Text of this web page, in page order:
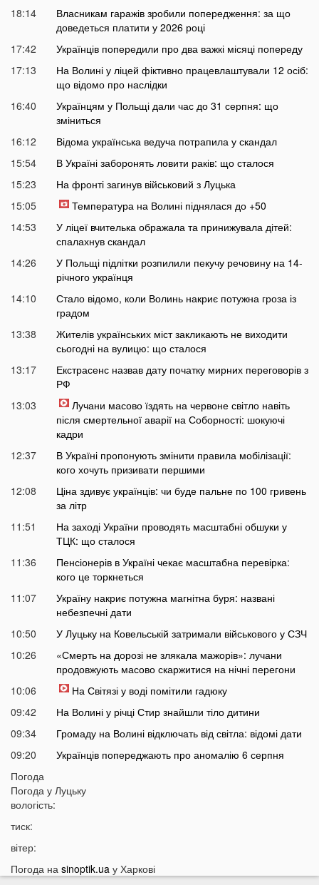
18:14
Власникам гаражів зробили попередження: за що
доведеться платити у 2026 році
17:42
Українців попередили про два важкі місяці попереду
17:13
На Волині у ліцей фіктивно працевлаштували 12 осіб:
що відомо про наслідки
16:40
Українцям у Польщі дали час до 31 серпня: що
зміниться
16:12
Відома українська ведуча потрапила у скандал
15:54
В Україні заборонять ловити раків: що сталося
15:23
На фронті загинув військовий з Луцька
15:05
Температура на Волині піднялася до +50
14:53
У ліцеї вчителька ображала та принижувала дітей:
спалахнув скандал
14:26
У Польщі підлітки розпилили пекучу речовину на 14-
річного українця
14:10
Стало відомо, коли Волинь накриє потужна гроза із
градом
13:38
Жителів українських міст закликають не виходити
сьогодні на вулицю: що сталося
13:17
Екстрасенс назвав дату початку мирних переговорів з
РФ
13:03
Лучани масово їздять на червоне світло навіть
після смертельної аварії на Соборності: шокуючі
кадри
12:37
В Україні пропонують змінити правила мобілізації:
кого хочуть призивати першими
12:08
Ціна здивує українців: чи буде пальне по 100 гривень
за літр
11:51
На заході України проводять масштабні обшуки у
ТЦК: що сталося
11:36
Пенсіонерів в Україні чекає масштабна перевірка:
кого це торкнеться
11:07
Україну накриє потужна магнітна буря: названі
небезпечні дати
10:50
У Луцьку на Ковельській затримали військового у СЗЧ
10:26
«Смерть на дорозі не злякала мажорів»: лучани
продовжують масово скаржитися на нічні перегони
10:06
На Світязі у воді помітили гадюку
09:42
На Волині у річці Стир знайшли тіло дитини
09:34
Громаду на Волині відключать від світла: відомі дати
09:20
Українців попереджають про аномалію 6 серпня
09:05
вважався зниклим безвісти
21:32
20:21
Ці продукти потрібно викинути через 48 годин: вони
можуть бути небезпечними
Погода
Погода у Луцьку
вологість:
тиск:
вітер:
Погода на sinoptik.ua у Харкові